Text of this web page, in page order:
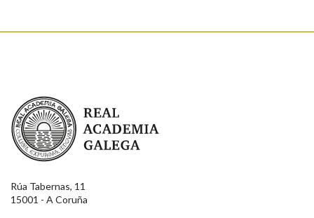
Real Academia Galega
Rúa Tabernas, 11
15001 - A Coruña